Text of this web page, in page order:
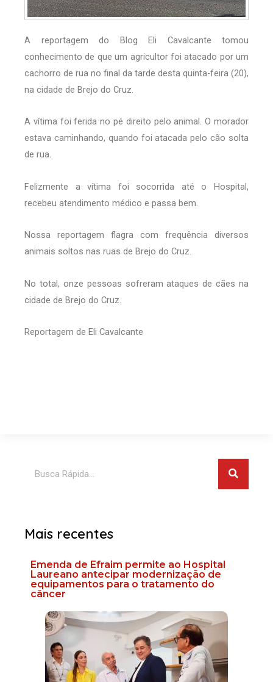
A reportagem do Blog Eli Cavalcante tomou
conhecimento de que um agricultor foi atacado por um
cachorro de rua no final da tarde desta quinta-feira (20),
na cidade de Brejo do Cruz.
A vítima foi ferida no pé direito pelo animal. O morador
estava caminhando, quando foi atacada pelo cão solta
de rua.
Felizmente a vítima foi socorrida até o Hospital,
recebeu atendimento médico e passa bem.
Nossa reportagem flagra com frequência diversos
animais soltos nas ruas de Brejo do Cruz.
No total, onze pessoas sofreram ataques de cães na
cidade de Brejo do Cruz.
Reportagem de Eli Cavalcante
Mais recentes
Emenda de Efraim permite ao Hospital
Laureano antecipar modernização de
equipamentos para o tratamento do
câncer